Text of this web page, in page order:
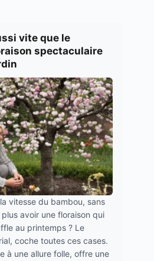
vite que le
spectaculaire
vitesse du bambou, sans
avoir une floraison qui
au printemps ? Le
coche toutes ces cases.
à une allure folle, offre une